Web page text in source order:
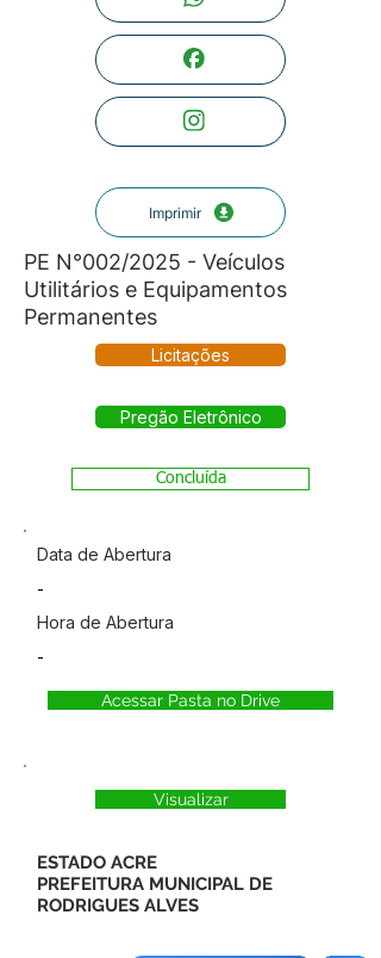
Imprimir
PE N°002/2025 - Veículos
Utilitários e Equipamentos
Permanentes
Licitações
Pregão Eletrônico
Concluída
Data de Abertura
-
Hora de Abertura
-
Acessar Pasta no Drive
Visualizar
ESTADO ACRE
PREFEITURA MUNICIPAL DE
RODRIGUES ALVES